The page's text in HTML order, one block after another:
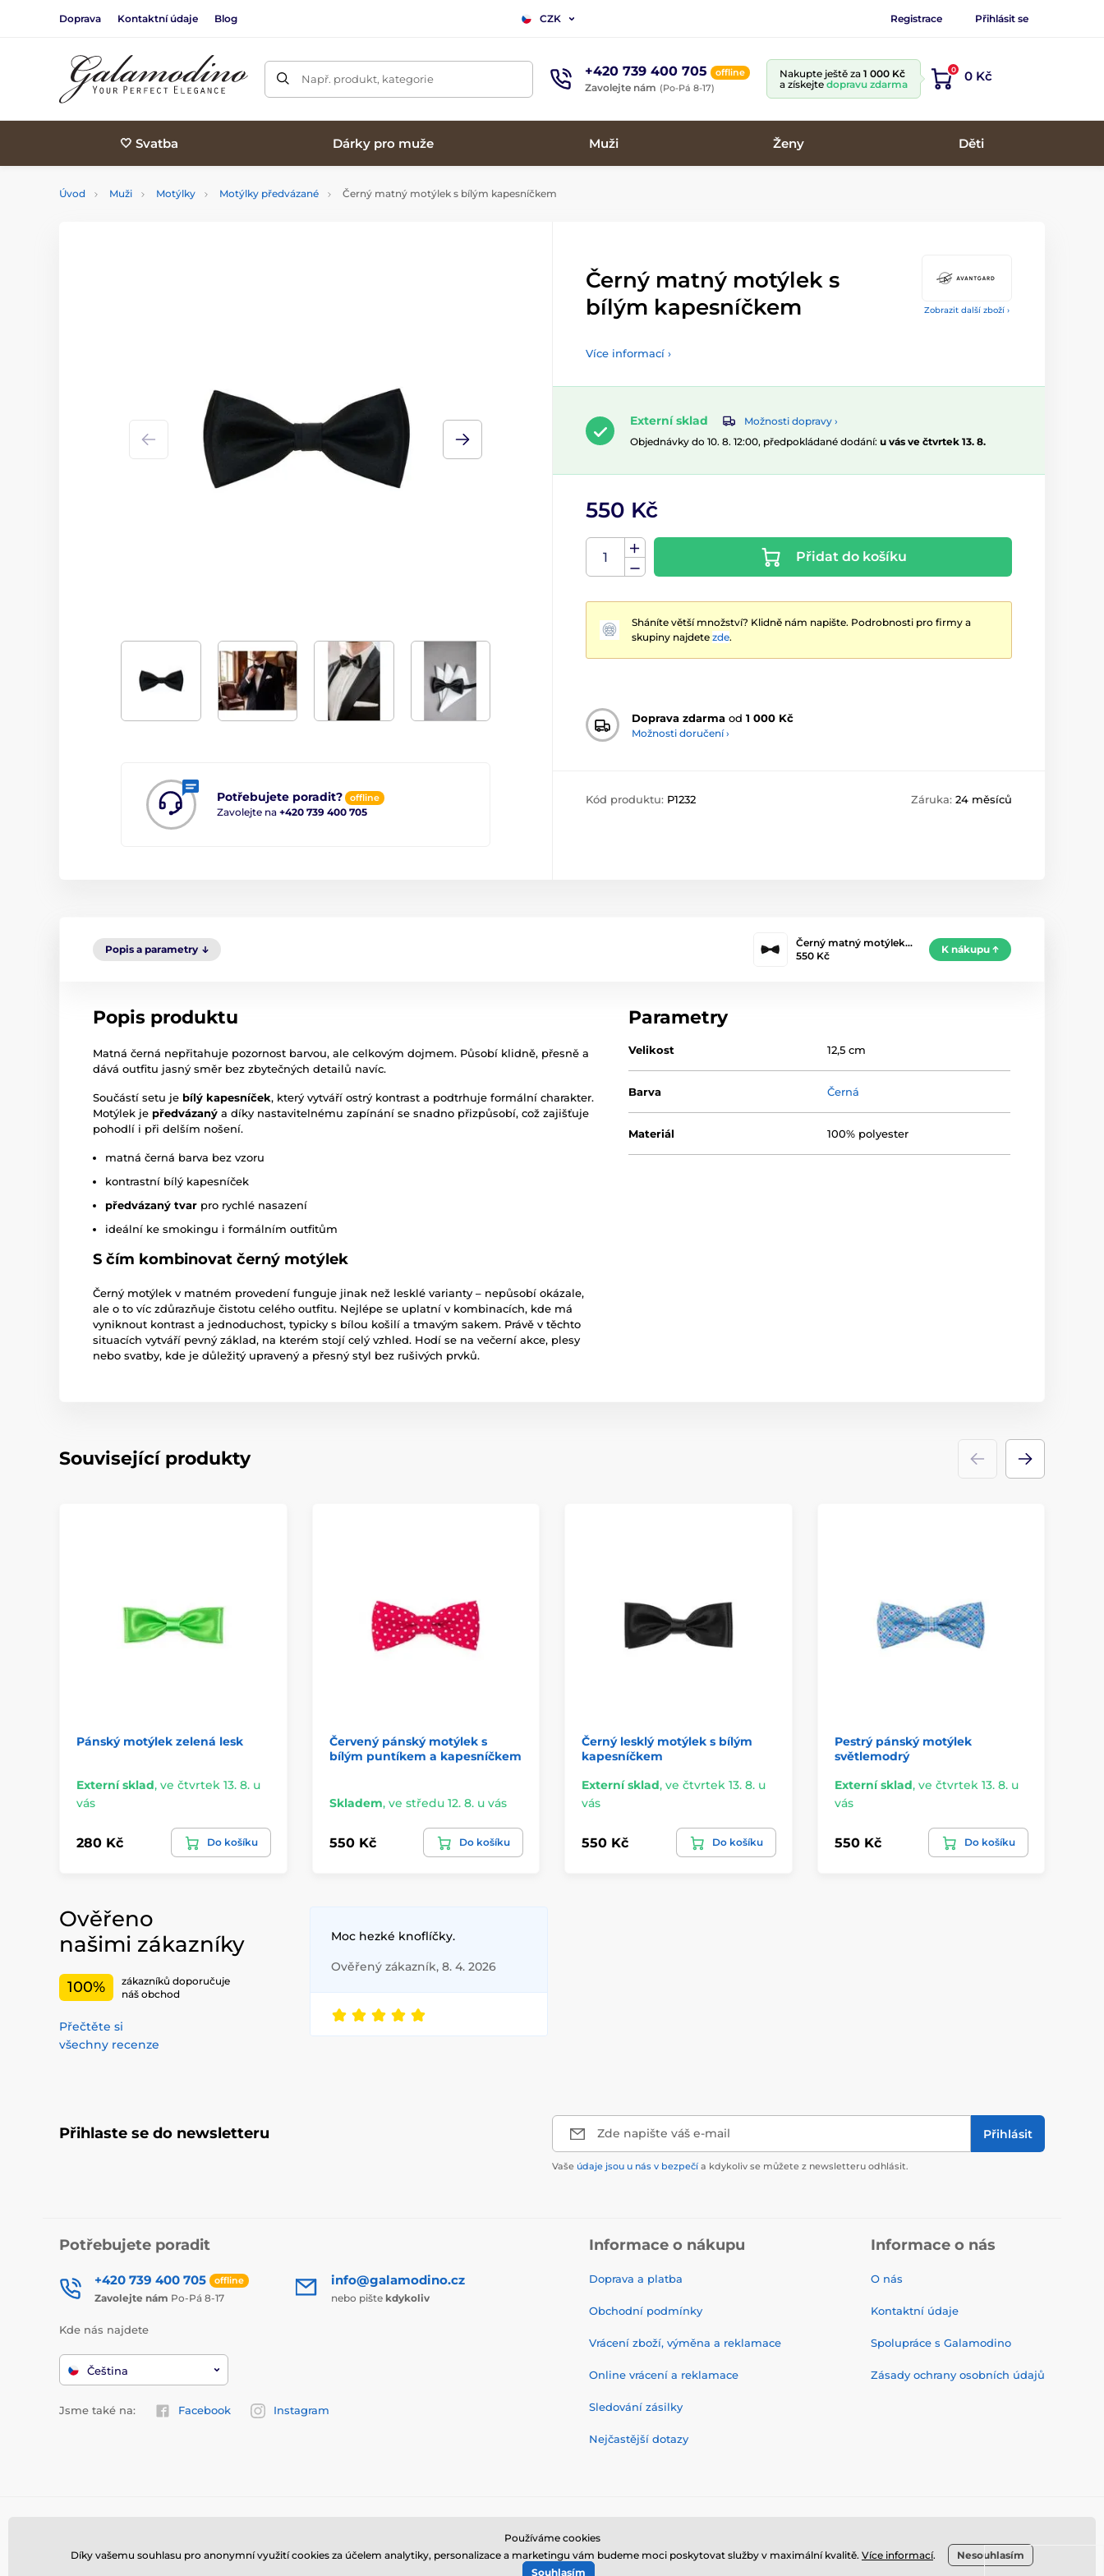
Doprava Kontaktní údaje Blog CZK Registrace Přihlásit se
Např. produkt, kategorie +420 739 400 705 offline
Zavolejte nám (Po-Pá 8-17)
Nakupte ještě za 1 000 Kč
a získejte dopravu zdarma
0 0 Kč
🤍 Svatba Dárky pro muže Muži Ženy Děti
Úvod Muži Motýlky Motýlky předvázané Černý matný motýlek s bílým kapesníčkem
Zobrazit další zboží ›
Potřebujete poradit? offline
Zavolejte na +420 739 400 705
Černý matný motýlek s
bílým kapesníčkem
Více informací ›
Externí sklad
Možnosti dopravy ›
Objednávky do 10. 8. 12:00, předpokládané dodání: u vás ve čtvrtek 13. 8.
550 Kč
Přidat do košíku
Sháníte větší množství? Klidně nám napište. Podrobnosti pro firmy a
skupiny najdete zde.
Doprava zdarma od 1 000 Kč
Možnosti doručení ›
Kód produktu: P1232 Záruka: 24 měsíců
Popis a parametry
Černý matný motýlek…
550 Kč
K nákupu
Popis produktu
Matná černá nepřitahuje pozornost barvou, ale celkovým dojmem. Působí klidně, přesně a
dává outfitu jasný směr bez zbytečných detailů navíc.
Součástí setu je bílý kapesníček, který vytváří ostrý kontrast a podtrhuje formální charakter.
Motýlek je předvázaný a díky nastavitelnému zapínání se snadno přizpůsobí, což zajišťuje
pohodlí i při delším nošení.
matná černá barva bez vzoru
kontrastní bílý kapesníček
předvázaný tvar pro rychlé nasazení
ideální ke smokingu i formálním outfitům
S čím kombinovat černý motýlek
Černý motýlek v matném provedení funguje jinak než lesklé varianty – nepůsobí okázale,
ale o to víc zdůrazňuje čistotu celého outfitu. Nejlépe se uplatní v kombinacích, kde má
vyniknout kontrast a jednoduchost, typicky s bílou košilí a tmavým sakem. Právě v těchto
situacích vytváří pevný základ, na kterém stojí celý vzhled. Hodí se na večerní akce, plesy
nebo svatby, kde je důležitý upravený a přesný styl bez rušivých prvků.
Parametry
Velikost 12,5 cm
Barva Černá
Materiál 100% polyester
Související produkty
Pánský motýlek zelená lesk
Externí sklad, ve čtvrtek 13. 8. u
vás
280 Kč Do košíku
Červený pánský motýlek s
bílým puntíkem a kapesníčkem
Skladem, ve středu 12. 8. u vás
550 Kč Do košíku
Černý lesklý motýlek s bílým
kapesníčkem
Externí sklad, ve čtvrtek 13. 8. u
vás
550 Kč Do košíku
Pestrý pánský motýlek
světlemodrý
Externí sklad, ve čtvrtek 13. 8. u
vás
550 Kč Do košíku
Ověřeno
našimi zákazníky
100%
zákazníků doporučuje
náš obchod
Přečtěte si
všechny recenze
Moc hezké knoflíčky.
Ověřený zákazník, 8. 4. 2026
Přihlaste se do newsletteru Zde napište váš e-mail Přihlásit
Vaše údaje jsou u nás v bezpečí a kdykoliv se můžete z newsletteru odhlásit.
Potřebujete poradit
+420 739 400 705 offline
Zavolejte nám Po-Pá 8-17
info@galamodino.cz
nebo pište kdykoliv
Kde nás najdete
Čeština
Jsme také na: Facebook Instagram
Informace o nákupu
Doprava a platba
Obchodní podmínky
Vrácení zboží, výměna a reklamace
Online vrácení a reklamace
Sledování zásilky
Nejčastější dotazy
Informace o nás
O nás
Kontaktní údaje
Spolupráce s Galamodino
Zásady ochrany osobních údajů
© 2026 www.galamodino.cz ⦁ E-shop vytvořila
Používáme cookies
Díky vašemu souhlasu pro anonymní využití cookies za účelem analytiky, personalizace a marketingu vám budeme moci poskytovat služby v maximální kvalitě. Více informací.
Nesouhlasím
Souhlasím